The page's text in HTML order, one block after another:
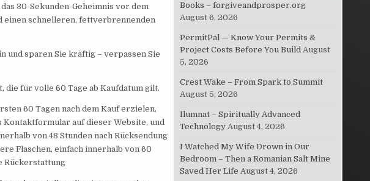
30-Sekunden-Geheimnis vor dem
einen schnelleren, fettverbrennenden
und sparen Sie kräftig – verpassen Sie
die für volle 60 Tage ab Kaufdatum gilt.
60 Tagen nach dem Kauf erzielen,
auf dieser Website, und
von 48 Stunden nach Rücksendung
Flaschen, einfach innerhalb von 60
Rückerstattung
Books – forgiveandprosper.org
August 6, 2026
PermitPal — Know Your Permits &
Project Costs Before You Build August
5, 2026
Crest Wake – From Spark to Summit
August 5, 2026
Ilumnat – Spiritually Advanced
Technology August 4, 2026
I Watched My Wife Drown in Our
Bedroom – Then a Romanian Salt Mine
Saved Her Life August 4, 2026